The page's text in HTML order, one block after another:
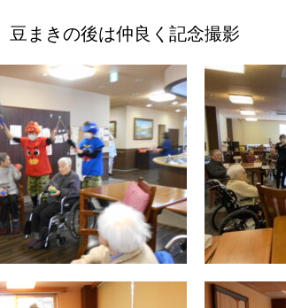
豆まきの後は仲良く記念撮影